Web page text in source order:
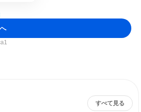
すべて見る